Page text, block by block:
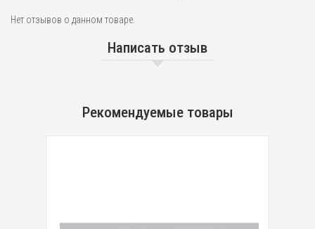
Нет отзывов о данном товаре.
Написать отзыв
Рекомендуемые товары